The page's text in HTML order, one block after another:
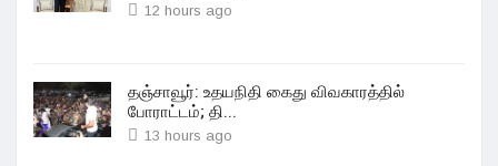
12 hours ago
தஞ்சாவூர்: உதயநிதி கைது விவகாரத்தில்
போராட்டம்; தி...
13 hours ago